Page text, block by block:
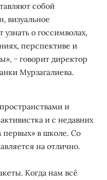
собой
визуальное
о госсимволах,
перспективе и
− говорит директор
Мурзагалиева.
и
и с недавних
в школе. Со
на отлично.
Когда нам всё